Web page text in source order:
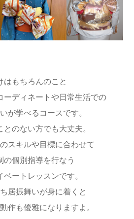
はもちろんのこと
ーディネートや日常生活での
が学べるコースです。
とのない方でも大丈夫。
スキルや目標に合わせて
の個別指導を行なう
ベートレッスンです。
居振舞いが身に着くと
作も優雅になりますよ。